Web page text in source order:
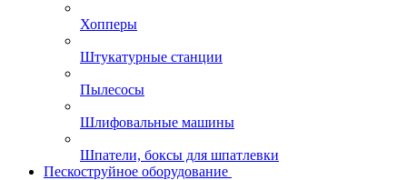
Хопперы
Штукатурные станции
Пылесосы
Шлифовальные машины
Шпатели, боксы для шпатлевки
Пескоструйное оборудование